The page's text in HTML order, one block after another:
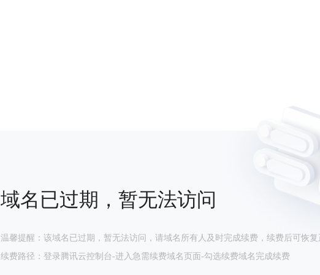
域名已过期，暂无法访问
温馨提醒：该域名已过期，暂无法访问，请域名所有人及时完成续费，续费后可恢复
续费路径：登录腾讯云控制台-进入急需续费域名页面-勾选续费域名完成续费